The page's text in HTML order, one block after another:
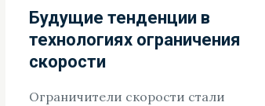
Будущие тенденции в
технологиях ограничения
скорости
Ограничители скорости стали